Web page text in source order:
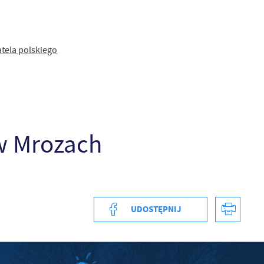
polskiego
Mrozach
UDOSTĘPNIJ